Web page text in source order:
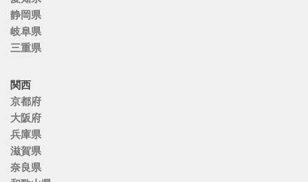
静岡県
岐阜県
三重県
関西
京都府
大阪府
兵庫県
滋賀県
奈良県